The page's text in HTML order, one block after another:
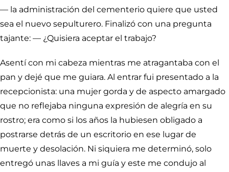
— la administración del cementerio quiere que usted
sea el nuevo sepulturero. Finalizó con una pregunta
tajante: — ¿Quisiera aceptar el trabajo?
Asentí con mi cabeza mientras me atragantaba con el
pan y dejé que me guiara. Al entrar fui presentado a la
recepcionista: una mujer gorda y de aspecto amargado
que no reflejaba ninguna expresión de alegría en su
rostro; era como si los años la hubiesen obligado a
postrarse detrás de un escritorio en ese lugar de
muerte y desolación. Ni siquiera me determinó, solo
entregó unas llaves a mi guía y este me condujo al